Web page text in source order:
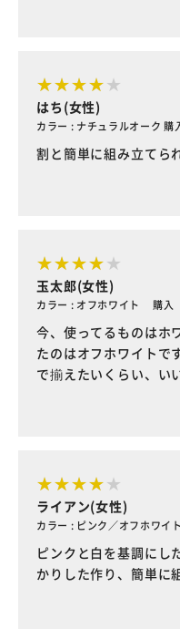
はち(女性)
カラー : ナチュラルオーク 購
割と簡単に組み立てら
玉太郎(女性)
カラー : オフホワイト 購入
今、使ってるものはホ
たのはオフホワイトで
で揃えたいくらい、い
ライアン(女性)
カラー : ピンク／オフホワイ
ピンクと白を基調にし
かりした作り、簡単に